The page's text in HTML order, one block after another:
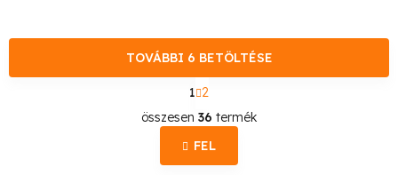
L
i
s
TOVÁBBI 6 BETÖLTÉSE
L
a
p
o
z
1 2
összesen 36 termék
FEL